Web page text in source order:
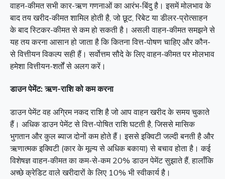
वाहन-कीमत सभी कार-ऋण गणनाओं का आरंभ-बिंदु है। इसमें मोलभाव के
बाद तय खरीद-कीमत शामिल होती है, जो छूट, रिबेट या डीलर-प्रोत्साहन
के बाद स्टिकर-कीमत से कम हो सकती है। असली वाहन-कीमत समझने से
यह तय करना आसान हो जाता है कि कितना वित्त-पोषण चाहिए और कौन-
से वित्तीयन विकल्प सही हैं। सर्वोत्तम सौदे के लिए वाहन-कीमत पर मोलभाव
हमेशा वित्तीयन-शर्तों से अलग करें।
डाउन पेमेंट: ऋण-राशि को कम करना
डाउन पेमेंट वह अग्रिम नकद राशि है जो आप वाहन खरीद के समय चुकाते
हैं। अधिक डाउन पेमेंट से वित्त-पोषित राशि घटती है, जिससे मासिक
भुगतान और कुल ब्याज दोनों कम होते हैं। इससे इक्विटी जल्दी बनती है और
ऋणात्मक इक्विटी (कार के मूल्य से अधिक बकाया) से बचाव होता है। कई
विशेषज्ञ वाहन-कीमत का कम-से-कम 20% डाउन पेमेंट सुझाते हैं, हालाँकि
अच्छे क्रेडिट वाले खरीदारों के लिए 10% भी स्वीकार्य है।